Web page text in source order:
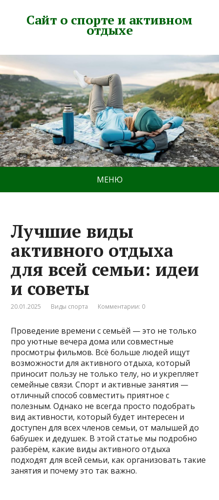
Сайт о спорте и активном
отдыхе
МЕНЮ
Лучшие виды
активного отдыха
для всей семьи: идеи
и советы
20.01.2025 Виды спорта Комментарии: 0
Проведение времени с семьёй — это не только
про уютные вечера дома или совместные
просмотры фильмов. Всё больше людей ищут
возможности для активного отдыха, который
приносит пользу не только телу, но и укрепляет
семейные связи. Спорт и активные занятия —
отличный способ совместить приятное с
полезным. Однако не всегда просто подобрать
вид активности, который будет интересен и
доступен для всех членов семьи, от малышей до
бабушек и дедушек. В этой статье мы подробно
разберём, какие виды активного отдыха
подходят для всей семьи, как организовать такие
занятия и почему это так важно.